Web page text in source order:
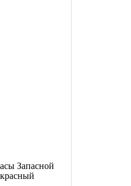
Запасной